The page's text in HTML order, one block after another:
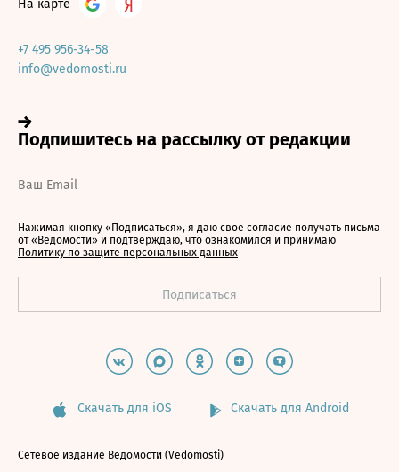
На карте
+7 495 956-34-58
info@vedomosti.ru
Нажимая кнопку «Подписаться», я даю свое согласие получать письма
от «Ведомости» и подтверждаю, что ознакомился и принимаю
Политику по защите персональных данных
Скачать для iOS Скачать для Android
Сетевое издание Ведомости (Vedomosti)